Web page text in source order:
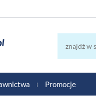
Promocje